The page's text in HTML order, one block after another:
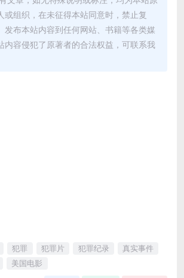
或组织，在未征得本站同意时，禁止复
发布本站内容到任何网站、书籍等各类媒
内容侵犯了原著者的合法权益，可联系我
犯罪 犯罪片 犯罪纪录
真实事件
美国电影